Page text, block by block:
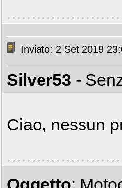
Inviato: 2 Set 2019
Silver53 -
Ciao, nessun
Oggetto: